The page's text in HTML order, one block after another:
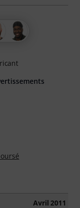
Avril 2011